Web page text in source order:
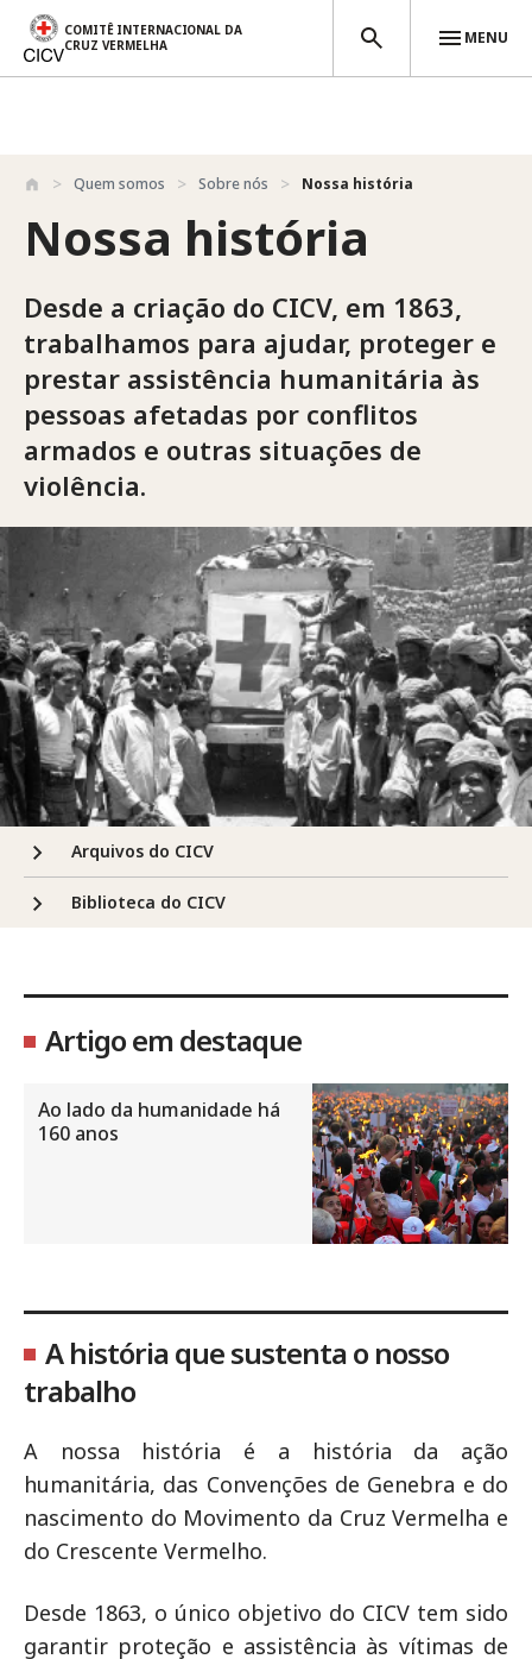
Passar para o conteúdo principal
COMITÊ INTERNACIONAL DA
CRUZ VERMELHA
MENU
Quem somos Sobre nós Nossa história
Nossa história
Desde a criação do CICV, em 1863,
trabalhamos para ajudar, proteger e
prestar assistência humanitária às
pessoas afetadas por conflitos
armados e outras situações de
violência.
Arquivos do CICV
Biblioteca do CICV
Artigo em destaque
Ao lado da humanidade há
160 anos
A história que sustenta o nosso
trabalho
A nossa história é a história da ação
humanitária, das Convenções de Genebra e do
nascimento do Movimento da Cruz Vermelha e
do Crescente Vermelho.
Desde 1863, o único objetivo do CICV tem sido
garantir proteção e assistência às vítimas de